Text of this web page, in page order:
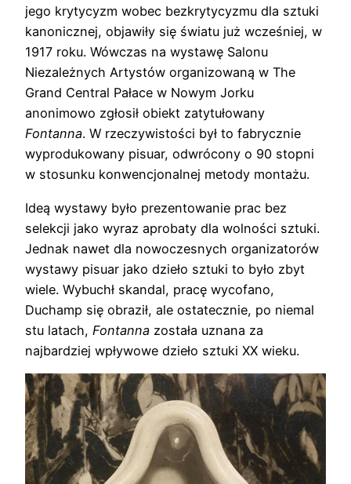
jego krytycyzm wobec bezkrytycyzmu dla sztuki
kanonicznej, objawiły się światu już wcześniej, w
1917 roku. Wówczas na wystawę Salonu
Niezależnych Artystów organizowaną w The
Grand Central Pałace w Nowym Jorku
anonimowo zgłosił obiekt zatytułowany
Fontanna. W rzeczywistości był to fabrycznie
wyprodukowany pisuar, odwrócony o 90 stopni
w stosunku konwencjonalnej metody montażu.
Ideą wystawy było prezentowanie prac bez
selekcji jako wyraz aprobaty dla wolności sztuki.
Jednak nawet dla nowoczesnych organizatorów
wystawy pisuar jako dzieło sztuki to było zbyt
wiele. Wybuchł skandal, pracę wycofano,
Duchamp się obraził, ale ostatecznie, po niemal
stu latach, Fontanna została uznana za
najbardziej wpływowe dzieło sztuki XX wieku.